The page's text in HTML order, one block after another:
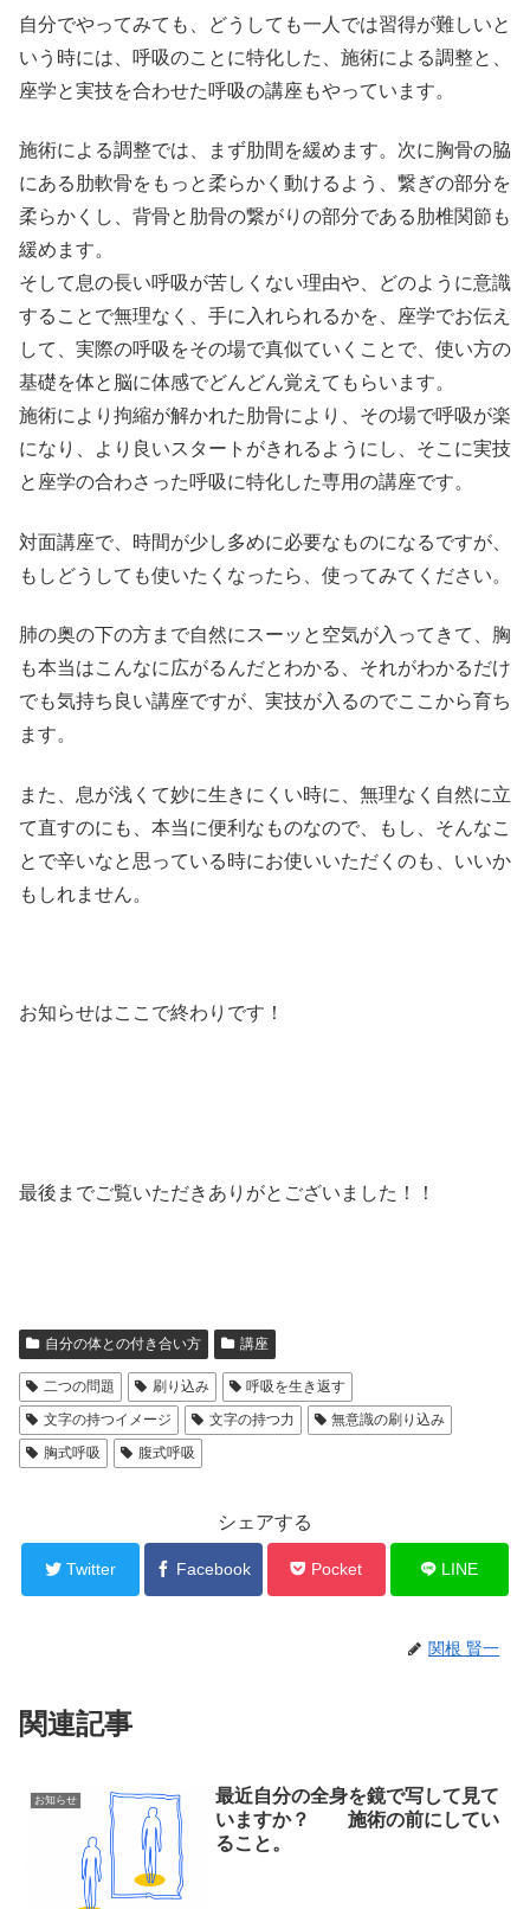
自分でやってみても、どうしても一人では習得が難しいと
いう時には、呼吸のことに特化した、施術による調整と、
座学と実技を合わせた呼吸の講座もやっています。
施術による調整では、まず肋間を緩めます。次に胸骨の脇
にある肋軟骨をもっと柔らかく動けるよう、繋ぎの部分を
柔らかくし、背骨と肋骨の繋がりの部分である肋椎関節も
緩めます。
そして息の長い呼吸が苦しくない理由や、どのように意識
することで無理なく、手に入れられるかを、座学でお伝え
して、実際の呼吸をその場で真似ていくことで、使い方の
基礎を体と脳に体感でどんどん覚えてもらいます。
施術により拘縮が解かれた肋骨により、その場で呼吸が楽
になり、より良いスタートがきれるようにし、そこに実技
と座学の合わさった呼吸に特化した専用の講座です。
対面講座で、時間が少し多めに必要なものになるですが、
もしどうしても使いたくなったら、使ってみてください。
肺の奥の下の方まで自然にスーッと空気が入ってきて、胸
も本当はこんなに広がるんだとわかる、それがわかるだけ
でも気持ち良い講座ですが、実技が入るのでここから育ち
ます。
また、息が浅くて妙に生きにくい時に、無理なく自然に立
て直すのにも、本当に便利なものなので、もし、そんなこ
とで辛いなと思っている時にお使いいただくのも、いいか
もしれません。
お知らせはここで終わりです！
最後までご覧いただきありがとございました！！
自分の体との付き合い方 講座
二つの問題 刷り込み
呼吸を生き返す
文字の持つイメージ
文字の持つ力
無意識の刷り込み
胸式呼吸
腹式呼吸
シェアする
Twitter Facebook Pocket LINE
関根 賢一
関連記事
お知らせ
最近自分の全身を鏡で写して見て
いますか？ 施術の前にしてい
ること。